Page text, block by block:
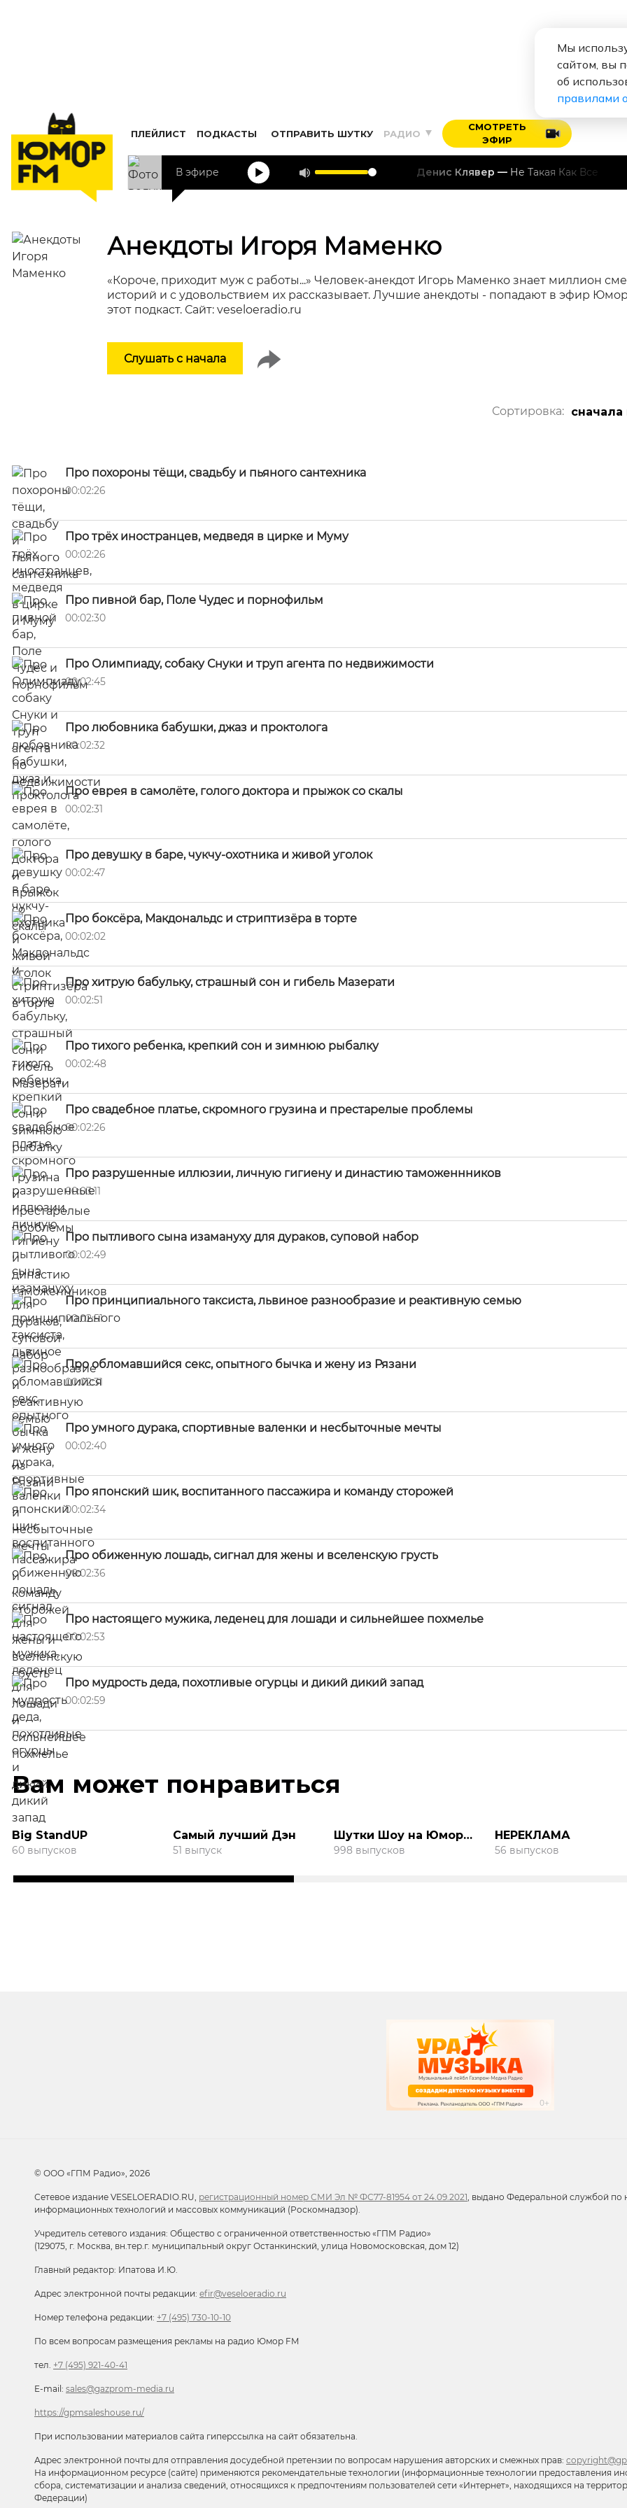
ПЛЕЙЛИСТ ПОДКАСТЫ ОТПРАВИТЬ ШУТКУ РАДИО
СМОТРЕТЬ
ЭФИР
В эфире Денис Клявер Не Такая Как Все
Анекдоты Игоря Маменко
«Короче, приходит муж с работы...» Человек-анекдот Игорь Маменко знает миллион
историй и с удовольствием их рассказывает. Лучшие анекдоты - попадают в эфир
этот подкаст. Сайт: veseloeradio.ru
Слушать с начала
Сортировка:
Про похороны тёщи, свадьбу и пьяного сантехника
00:02:26
Про трёх иностранцев, медведя в цирке и Муму
00:02:26
Про пивной бар, Поле Чудес и порнофильм
00:02:30
Про Олимпиаду, собаку Снуки и труп агента по недвижимости
00:02:45
Про любовника бабушки, джаз и проктолога
00:02:32
Про еврея в самолёте, голого доктора и прыжок со скалы
00:02:31
Про девушку в баре, чукчу-охотника и живой уголок
00:02:47
Про боксёра, Макдональдс и стриптизёра в торте
00:02:02
Про хитрую бабульку, страшный сон и гибель Мазерати
00:02:51
Про тихого ребенка, крепкий сон и зимнюю рыбалку
00:02:48
Про свадебное платье, скромного грузина и престарелые проблемы
00:02:26
Про разрушенные иллюзии, личную гигиену и династию таможеннников
00:03:11
Про пытливого сына изамануху для дураков, суповой набор
00:02:49
Про принципиального таксиста, львиное разнообразие и реактивную семью
00:02:51
Про обломавшийся секс, опытного бычка и жену из Рязани
00:02:31
Про умного дурака, спортивные валенки и несбыточные мечты
00:02:40
Про японский шик, воспитанного пассажира и команду сторожей
00:02:34
Про обиженную лошадь, сигнал для жены и вселенскую грусть
00:02:36
Про настоящего мужика, леденец для лошади и сильнейшее похмелье
00:02:53
Про мудрость деда, похотливые огурцы и дикий дикий запад
00:02:59
Вам может понравиться
Big StandUP
60 выпусков
Самый лучший Дэн
51 выпуск
Шутки Шоу на Юмор
FM
998 выпусков
НЕРЕКЛАМА
56 выпусков
© ООО «ГПМ Радио», 2026
Сетевое издание VESELOERADIO.RU, регистрационный номер СМИ Эл № ФС77-81954 от 24.09.2021, выдано Федеральной службой по
информационных технологий и массовых коммуникаций (Роскомнадзор).
Учредитель сетевого издания: Общество с ограниченной ответственностью «ГПМ Радио»
(129075, г. Москва, вн.тер.г. муниципальный округ Останкинский, улица Новомосковская, дом 12)
Главный редактор: Ипатова И.Ю.
Адрес электронной почты редакции: efir@veseloeradio.ru
Номер телефона редакции: +7 (495) 730-10-10
По всем вопросам размещения рекламы на радио Юмор FM
тел. +7 (495) 921-40-41
E-mail: sales@gazprom-media.ru
https://gpmsaleshouse.ru/
При использовании материалов сайта гиперссылка на сайт обязательна.
Адрес электронной почты для отправления досудебной претензии по вопросам нарушения авторских и смежных прав:
На информационном ресурсе (сайте) применяются рекомендательные технологии (информационные технологии предоставления
сбора, систематизации и анализа сведений, относящихся к предпочтениям пользователей сети «Интернет», находящихся на
Федерации)
Мы
сайтом, вы
об
правилами